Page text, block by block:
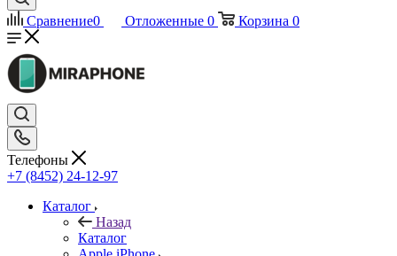
Сравнение0 Отложенные 0 Корзина 0
Телефоны
+7 (8452) 24-12-97
Каталог
Назад
Каталог